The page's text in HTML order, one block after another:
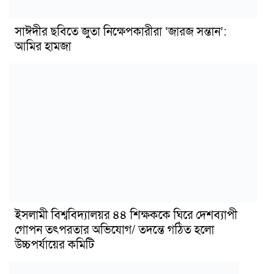
সাঈদীর ছবিতে জুতা নিক্ষেপকারীরা ‘জারজ সন্তান’:
আমির হামজা
ইসলামী বিশ্ববিদ্যালয়র ৪৪ শিক্ষককে ঘিরে দেশব্যাপী
গোপন তৎপরতার অভিযোগ/ তদন্তে গঠিত হলো
উচ্চপর্যায়ের কমিটি